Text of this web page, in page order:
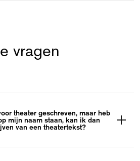
vragen
theater geschreven, maar heb
mijn naam staan, kan ik dan
van een theatertekst?